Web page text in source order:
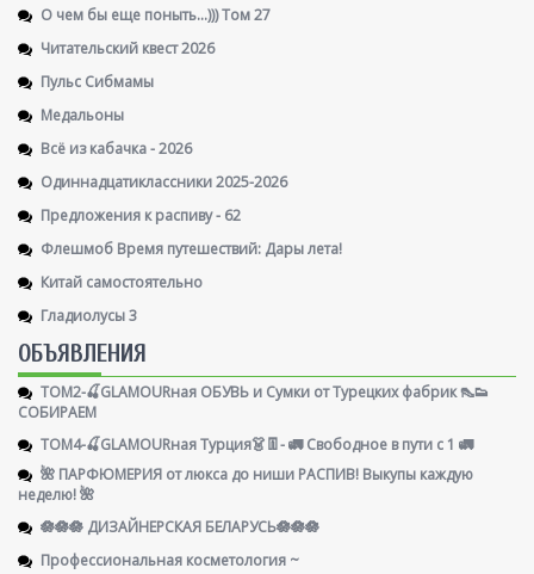
О чем бы еще поныть...))) Том 27
Читательский квест 2026
Пульс Сибмамы
Медальоны
Всё из кабачка - 2026
Одиннадцатиклассники 2025-2026
Предложения к распиву - 62
Флешмоб Время путешествий: Дары лета!
Китай самостоятельно
Гладиолусы 3
ОБЪЯВЛЕНИЯ
ТОМ2-🍒GLAMOURная ОБУВЬ и Сумки от Турецких фабрик 👠👟
СОБИРАЕМ
ТОМ4-🍒GLAMOURная Турция👗👖- 🚛 Свободное в пути с 1 🚛
🌺 ПАРФЮМЕРИЯ от люкса до ниши РАСПИВ! Выкупы каждую
неделю! 🌺
🪷🪷🪷 ДИЗАЙНЕРСКАЯ БЕЛАРУСЬ🪷🪷🪷
Профессиональная косметология ~